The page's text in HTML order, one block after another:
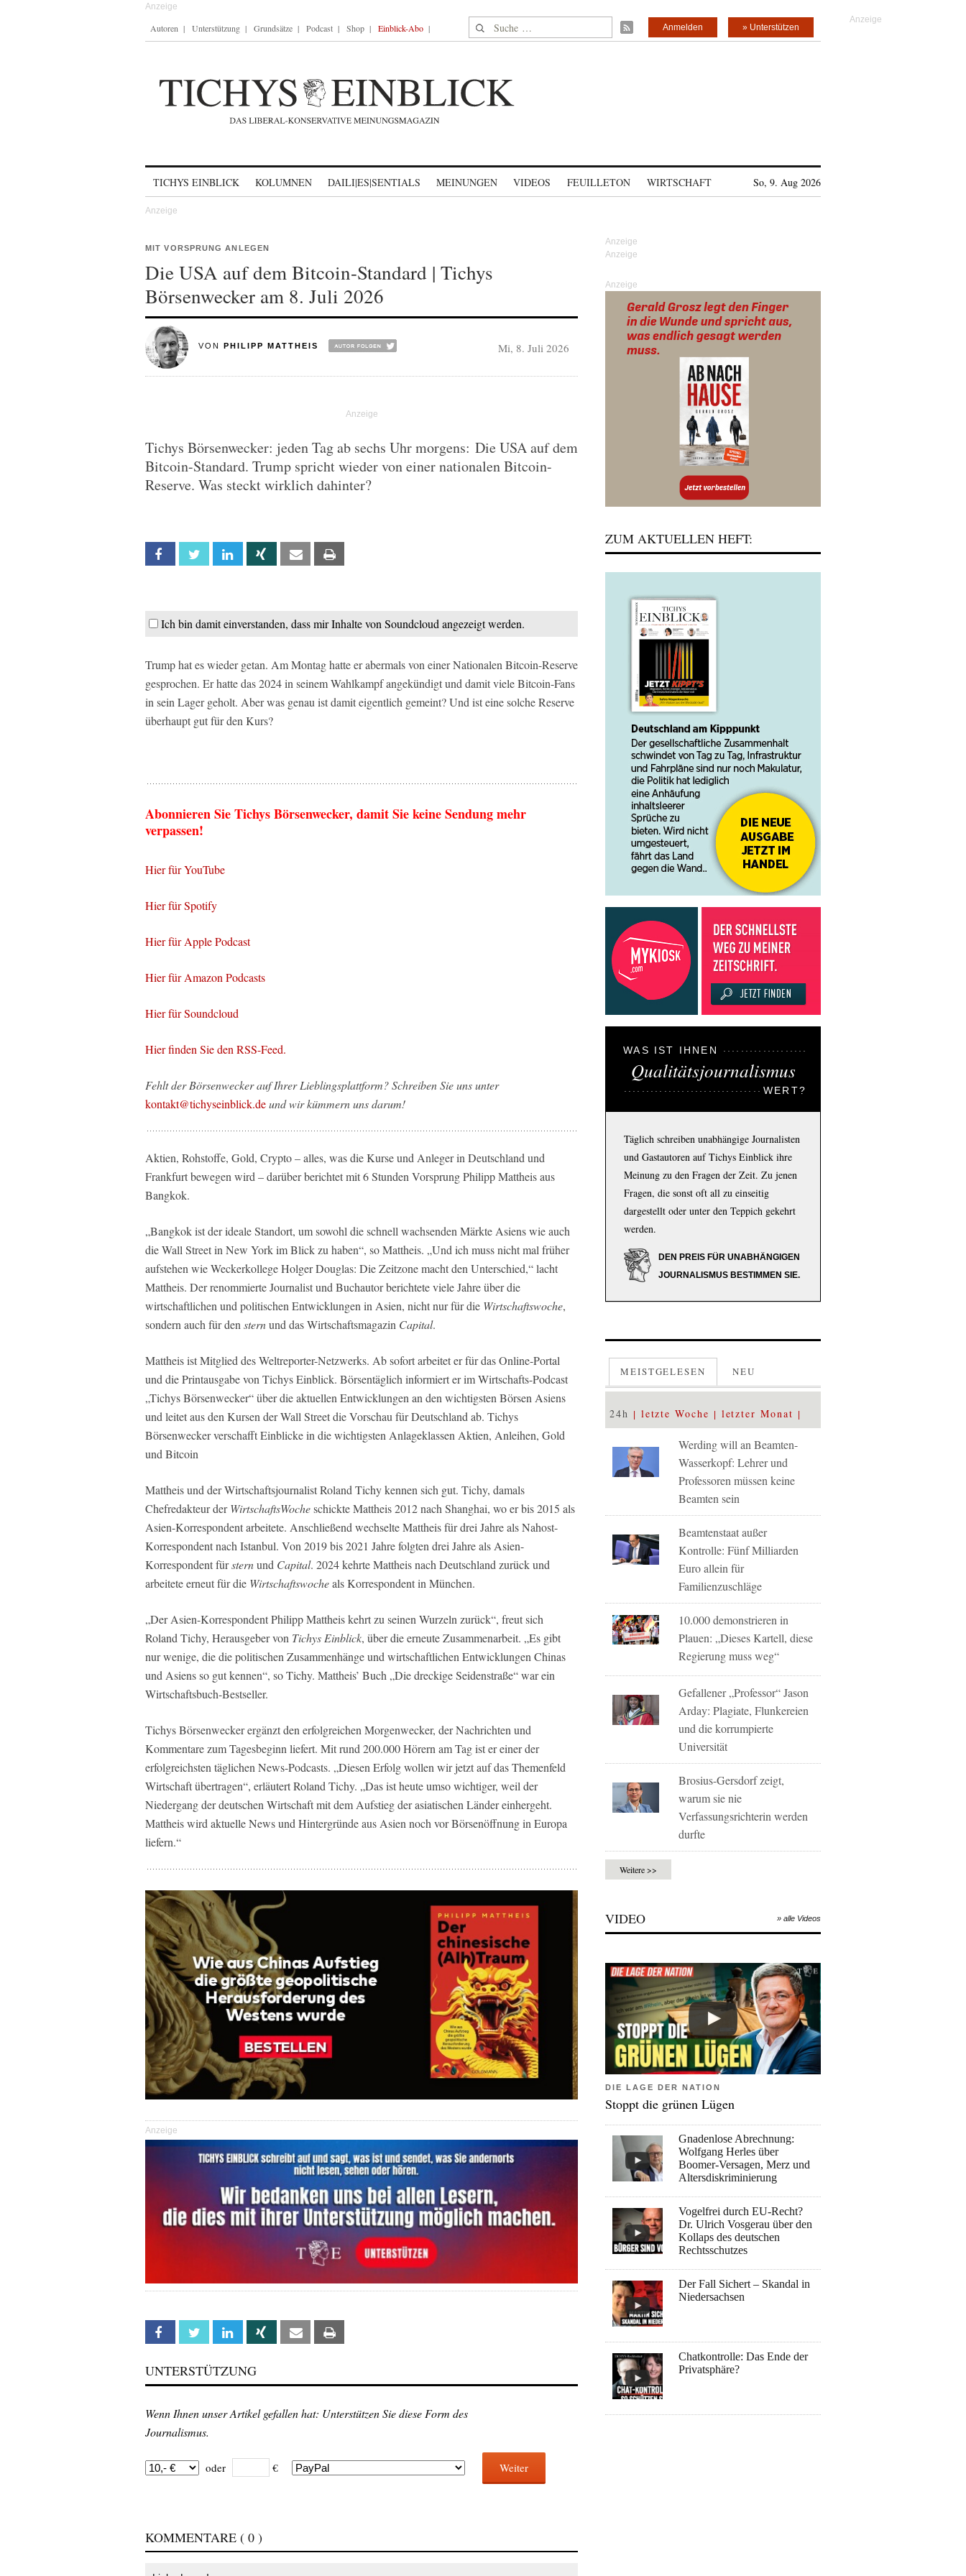
Autoren Unterstützung Grundsätze Podcast Shop Einblick-Abo Suche nach: » Unterstützen
Anmelden
TICHYS EINBLICK KOLUMNEN DAILI|ES|SENTIALS MEINUNGEN VIDEOS FEUILLETON WIRTSCHAFT So, 9. Aug 2026
MIT VORSPRUNG ANLEGEN
Die USA auf dem Bitcoin-Standard | Tichys
Börsenwecker am 8. Juli 2026
VON PHILIPP MATTHEIS Mi, 8. Juli 2026
Tichys Börsenwecker: jeden Tag ab sechs Uhr morgens: Die USA auf dem
Bitcoin-Standard. Trump spricht wieder von einer nationalen Bitcoin-
Reserve. Was steckt wirklich dahinter?
Facebook Twitter Linkedin Xing Email
Ich bin damit einverstanden, dass mir Inhalte von Soundcloud angezeigt werden.
Trump hat es wieder getan. Am Montag hatte er abermals von einer Nationalen Bitcoin-Reserve
gesprochen. Er hatte das 2024 in seinem Wahlkampf angekündigt und damit viele Bitcoin-Fans
in sein Lager geholt. Aber was genau ist damit eigentlich gemeint? Und ist eine solche Reserve
überhaupt gut für den Kurs?
Abonnieren Sie Tichys Börsenwecker, damit Sie keine Sendung mehr
verpassen!
Hier für YouTube
Hier für Spotify
Hier für Apple Podcast
Hier für Amazon Podcasts
Hier für Soundcloud
Hier finden Sie den RSS-Feed.
Fehlt der Börsenwecker auf Ihrer Lieblingsplattform? Schreiben Sie uns unter
kontakt@tichyseinblick.deund wir kümmern uns darum!
Aktien, Rohstoffe, Gold, Crypto – alles, was die Kurse und Anleger in Deutschland und
Frankfurt bewegen wird – darüber berichtet mit 6 Stunden Vorsprung Philipp Mattheis aus
Bangkok.
„Bangkok ist der ideale Standort, um sowohl die schnell wachsenden Märkte Asiens wie auch
die Wall Street in New York im Blick zu haben“, so Mattheis. „Und ich muss nicht mal früher
aufstehen wie Weckerkollege Holger Douglas: Die Zeitzone macht den Unterschied,“ lacht
Mattheis. Der renommierte Journalist und Buchautor berichtete viele Jahre über die
wirtschaftlichen und politischen Entwicklungen in Asien, nicht nur für die Wirtschaftswoche,
sondern auch für den sternund das Wirtschaftsmagazin Capital.
Mattheis ist Mitglied des Weltreporter-Netzwerks. Ab sofort arbeitet er für das Online-Portal
und die Printausgabe von Tichys Einblick. Börsentäglich informiert er im Wirtschafts-Podcast
„Tichys Börsenwecker“ über die aktuellen Entwicklungen an den wichtigsten Börsen Asiens
und leitet aus den Kursen der Wall Street die Vorschau für Deutschland ab. Tichys
Börsenwecker verschafft Einblicke in die wichtigsten Anlageklassen Aktien, Anleihen, Gold
und Bitcoin
Mattheis und der Wirtschaftsjournalist Roland Tichy kennen sich gut. Tichy, damals
Chefredakteur derWirtschaftsWocheschickte Mattheis 2012 nach Shanghai, wo er bis 2015 als
Asien-Korrespondent arbeitete. Anschließend wechselte Mattheis für drei Jahre als Nahost-
Korrespondent nach Istanbul. Von 2019 bis 2021 Jahre folgten drei Jahre als Asien-
Korrespondent fürsternund Capital. 2024 kehrte Mattheis nach Deutschland zurück und
arbeitete erneut für die Wirtschaftswocheals Korrespondent in München.
„Der Asien-Korrespondent Philipp Mattheis kehrt zu seinen Wurzeln zurück“, freut sich
Roland Tichy, Herausgeber von Tichys Einblick, über die erneute Zusammenarbeit. „Es gibt
nur wenige, die die politischen Zusammenhänge und wirtschaftlichen Entwicklungen Chinas
und Asiens so gut kennen“, so Tichy. Mattheis’ Buch „Die dreckige Seidenstraße“ war ein
Wirtschaftsbuch-Bestseller.
Tichys Börsenwecker ergänzt den erfolgreichen Morgenwecker, der Nachrichten und
Kommentare zum Tagesbeginn liefert. Mit rund 200.000 Hörern am Tag ist er einer der
erfolgreichsten täglichen News-Podcasts. „Diesen Erfolg wollen wir jetzt auf das Themenfeld
Wirtschaft übertragen“, erläutert Roland Tichy. „Das ist heute umso wichtiger, weil der
Niedergang der deutschen Wirtschaft mit dem Aufstieg der asiatischen Länder einhergeht.
Mattheis wird aktuelle News und Hintergründe aus Asien noch vor Börsenöffnung in Europa
liefern.“
Anzeige
Facebook Twitter Linkedin Xing Email
UNTERSTÜTZUNG
Wenn Ihnen unser Artikel gefallen hat: Unterstützen Sie diese Form des
Journalismus.
oder € Weiter
KOMMENTARE ( 0 )
Anzeige
ZUM AKTUELLEN HEFT:
WAS IST IHNEN
Qualitätsjournalismus
WERT?
Täglich schreiben unabhängige Journalisten
und Gastautoren auf Tichys Einblick ihre
Meinung zu den Fragen der Zeit. Zu jenen
Fragen, die sonst oft all zu einseitig
dargestellt oder unter den Teppich gekehrt
werden.
DEN PREIS FÜR UNABHÄNGIGEN
JOURNALISMUS BESTIMMEN SIE.
MEISTGELESEN NEU
24h letzte Woche letzter Monat
Werding will an Beamten-
Wasserkopf: Lehrer und
Professoren müssen keine
Beamten sein
Beamtenstaat außer
Kontrolle: Fünf Milliarden
Euro allein für
Familienzuschläge
10.000 demonstrieren in
Plauen: „Dieses Kartell, diese
Regierung muss weg“
Gefallener „Professor“ Jason
Arday: Plagiate, Flunkereien
und die korrumpierte
Universität
Brosius-Gersdorf zeigt,
warum sie nie
Verfassungsrichterin werden
durfte
Weitere >>
VIDEO » alle Videos
DIE LAGE DER NATION
Stoppt die grünen Lügen
Gnadenlose Abrechnung:
Wolfgang Herles über
Boomer-Versagen, Merz und
Altersdiskriminierung
Vogelfrei durch EU-Recht?
Dr. Ulrich Vosgerau über den
Kollaps des deutschen
Rechtsschutzes
Der Fall Sichert – Skandal in
Niedersachsen
Chatkontrolle: Das Ende der
Privatsphäre?